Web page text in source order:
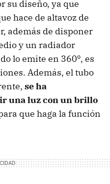
su diseño, ya que
hace de altavoz de
además de disponer
y un radiador
lo emite en 360º, es
Además, el tubo
se ha
una luz con un brillo
que haga la función